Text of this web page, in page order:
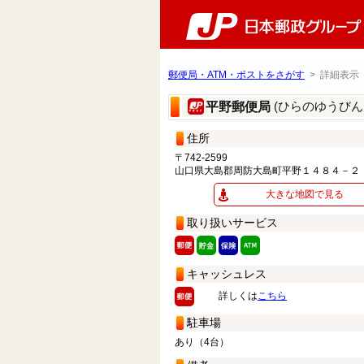
郵便局・ATM・ポストをさがす > 詳細表示
平野郵便局 (ひらのゆうび
住所
〒742-2599
山口県大島郡周防大島町平野１４８４－２
大きな地図で見る
取り扱いサービス
キャッシュレス
詳しくはこちら
駐車場
あり（4台）